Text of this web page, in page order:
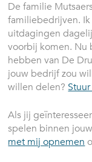
De familie
familiebedrijven.
uitdagingen
voorbij komen.
hebben van De
jouw bedrijf zou
willen delen?
Als jij
spelen binnen
met mij opnemen